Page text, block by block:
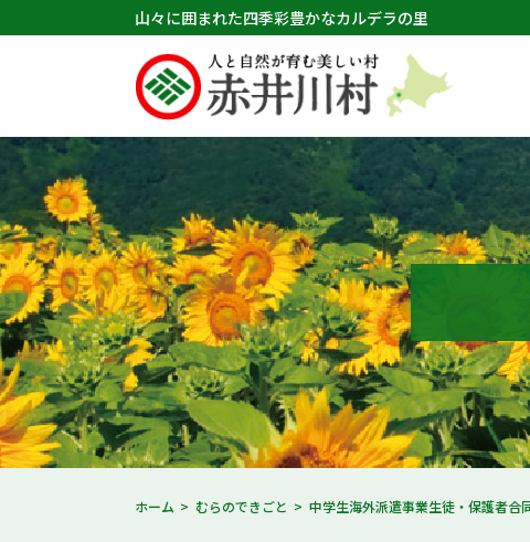
山々に囲まれた四季彩豊かなカルデラの里
ホーム むらのできごと 中学生海外派遣事業生徒・保護者合